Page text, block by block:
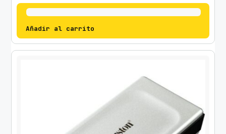
Añadir al carrito